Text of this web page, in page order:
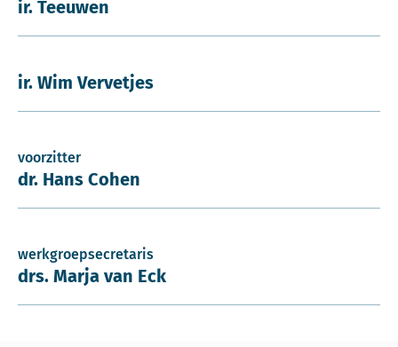
ir. Teeuwen
ir. Wim Vervetjes
voorzitter
dr. Hans Cohen
werkgroepsecretaris
drs. Marja van Eck